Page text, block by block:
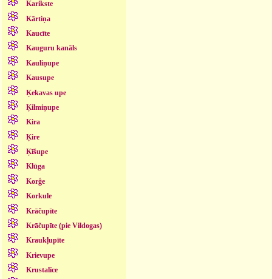
Karikste
Kārtiņa
Kaucīte
Kauguru kanāls
Kauliņupe
Kausupe
Ķekavas upe
Ķilmiņupe
Kira
Ķire
Ķīšupe
Klūga
Korģe
Korkule
Krāčupīte
Krāčupīte (pie Vildogas)
Kraukļupīte
Krievupe
Krustalīce